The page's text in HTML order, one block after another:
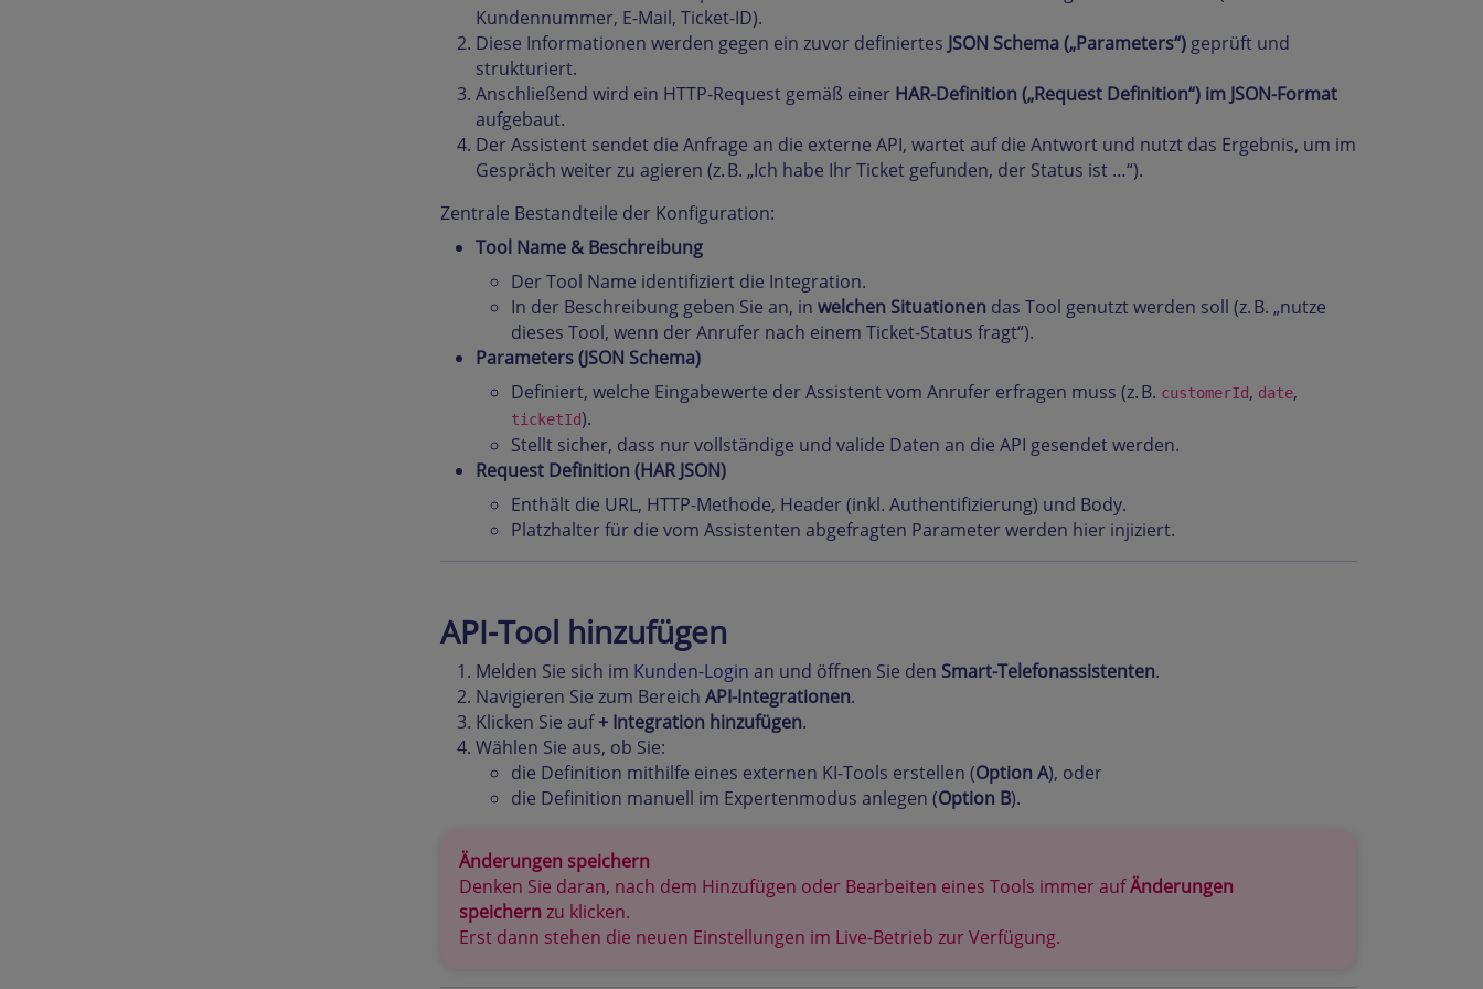
Kundennummer, E-Mail, Ticket-ID).
Diese Informationen werden gegen ein zuvor definiertes JSON Schema („Parameters“) geprüft und
strukturiert.
Anschließend wird ein HTTP-Request gemäß einer HAR-Definition („Request Definition“) im JSON-Format
aufgebaut.
Der Assistent sendet die Anfrage an die externe API, wartet auf die Antwort und nutzt das Ergebnis, um im
Gespräch weiter zu agieren (z. B. „Ich habe Ihr Ticket gefunden, der Status ist …“).
Zentrale Bestandteile der Konfiguration:
Tool Name & Beschreibung
Der Tool Name identifiziert die Integration.
In der Beschreibung geben Sie an, in welchen Situationen das Tool genutzt werden soll (z. B. „nutze
dieses Tool, wenn der Anrufer nach einem Ticket-Status fragt“).
Parameters (JSON Schema)
Definiert, welche Eingabewerte der Assistent vom Anrufer erfragen muss (z. B. customerId, date,
ticketId).
Stellt sicher, dass nur vollständige und valide Daten an die API gesendet werden.
Request Definition (HAR JSON)
Enthält die URL, HTTP-Methode, Header (inkl. Authentifizierung) und Body.
Platzhalter für die vom Assistenten abgefragten Parameter werden hier injiziert.
API-Tool hinzufügen
Melden Sie sich im Kunden-Login an und öffnen Sie den Smart-Telefonassistenten.
Navigieren Sie zum Bereich API-Integrationen.
Klicken Sie auf+ Integration hinzufügen.
Wählen Sie aus, ob Sie:
die Definition mithilfe eines externen KI-Tools erstellen (Option A), oder
die Definition manuell im Expertenmodus anlegen (Option B).
Änderungen speichern
Denken Sie daran, nach dem Hinzufügen oder Bearbeiten eines Tools immer aufÄnderungen
speichern zu klicken.
Erst dann stehen die neuen Einstellungen im Live-Betrieb zur Verfügung.